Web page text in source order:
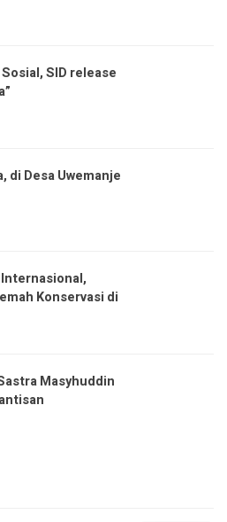
SID release
di Desa Uwemanje
Konservasi di
Masyhuddin